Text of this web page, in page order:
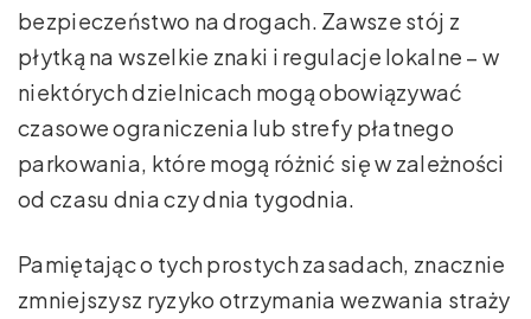
bezpieczeństwo na drogach. Zawsze stój z
płytką na wszelkie znaki i regulacje lokalne – w
niektórych dzielnicach mogą obowiązywać
czasowe ograniczenia lub strefy płatnego
parkowania, które mogą różnić się w zależności
od czasu dnia czy dnia tygodnia.
Pamiętając o tych prostych zasadach, znacznie
zmniejszysz ryzyko otrzymania wezwania straży